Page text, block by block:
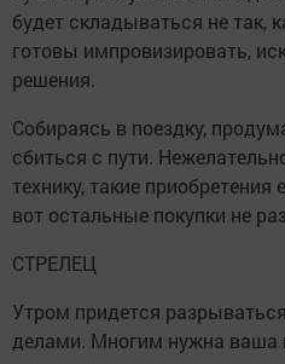
будет складываться не так,
готовы импровизировать,
решения.
Собираясь в поездку,
сбиться с пути.
технику, такие
вот остальные покупки не
СТРЕЛЕЦ
Утром придется
делами. Многим нужна ваша